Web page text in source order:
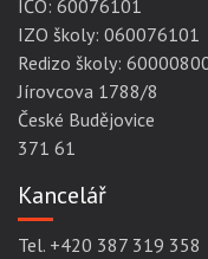
IČO: 60076101
IZO školy: 060076101
Redizo školy:
Jírovcova 1788/8
České Budějovice
371 61
Kancelář
Tel. +420 387 319 358